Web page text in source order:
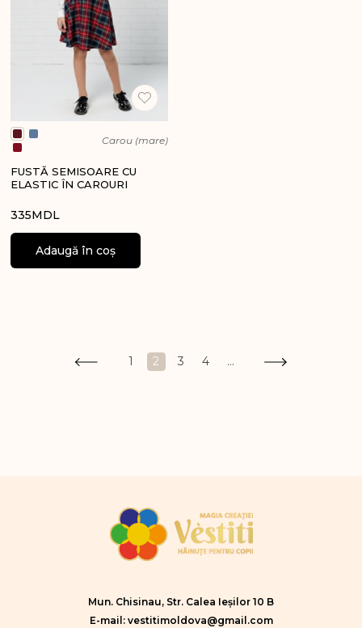
Carou (mare)
FUSTĂ SEMISOARE CU
ELASTIC ÎN CAROURI
335MDL
Adaugă în coș
1 2 3 4 ...
Mun. Chisinau, Str. Calea Ieșilor 10 B
E-mail: vestitimoldova@gmail.com